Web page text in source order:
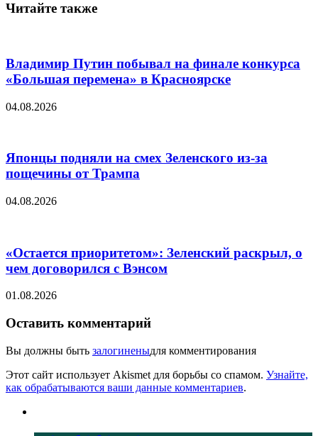
Читайте также
Владимир Путин побывал на финале конкурса
«Большая перемена» в Красноярске
04.08.2026
Японцы подняли на смех Зеленского из-за
пощечины от Трампа
04.08.2026
«Остается приоритетом»: Зеленский раскрыл, о
чем договорился с Вэнсом
01.08.2026
Оставить комментарий
Вы должны быть залогиненыдля комментирования
Этот сайт использует Akismet для борьбы со спамом. Узнайте,
как обрабатываются ваши данные комментариев.